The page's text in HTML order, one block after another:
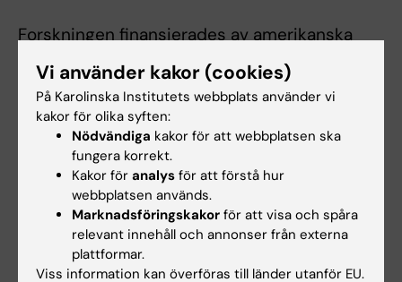
Forskningen finansierades av amerikanska
National Institute of Child Health and
Development, EU:s Horizon 2020 forsknings-
och innovationsprogram, NordForsk och
Norges Forskningsråd.
Publikation
Safety of GLP-1 receptor agonists and other
2nd-line antidiabetics in early pregnancy: an
international cohort study
,” Carolyn E.
Vi använder kakor (cookies)
På Karolinska Institutets webbplats använder vi
kakor för olika syften:
Nödvändiga kakor för att webbplatsen ska
fungera korrekt.
Kakor för analys för att förstå hur
webbplatsen används.
Marknadsföringskakor för att visa och spåra
relevant innehåll och annonser från externa
plattformar.
Viss information kan överföras till länder utanför EU.